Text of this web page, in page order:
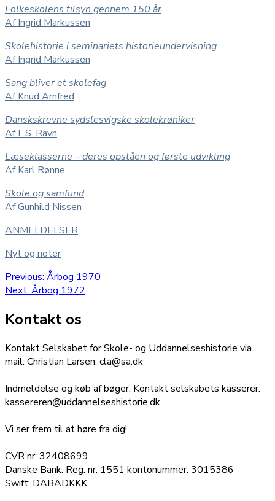
Folkeskolens tilsyn gennem 150 år
Af Ingrid Markussen
Skolehistorie i seminariets historieundervisning
Af Ingrid Markussen
Sang bliver et skolefag
Af Knud Arnfred
Danskskrevne sydslesvigske skolekrøniker
Af L.S. Ravn
Læseklasserne – deres opståen og første udvikling
Af Karl Rønne
Skole og samfund
Af Gunhild Nissen
ANMELDELSER
Nyt og noter
Indlægsnavigation
Previous: Previous
post:
Årbog 1970
Next: Next
Årbog 1972
Kontakt os
Kontakt Selskabet for Skole- og Uddannelseshistorie via
mail: Christian Larsen: cla@sa.dk
Indmeldelse og køb af bøger. Kontakt selskabets kasserer:
kassereren@uddannelseshistorie.dk
Vi ser frem til at høre fra dig!
CVR nr: 32408699
Danske Bank: Reg. nr. 1551 kontonummer: 3015386
Swift: DABADKKK